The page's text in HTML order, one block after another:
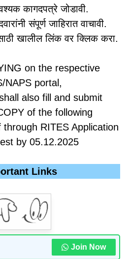
कागदपत्रे जोडावी.
संपूर्ण जाहिरात वाचावी.
खालील लिंक वर क्लिक करा.
on the respective
NAPS portal,
also fill and submit
of the following
RITES Application
by 05.12.2025
Links
Join Now